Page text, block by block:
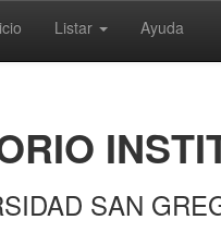
Listar Ayuda
SAN